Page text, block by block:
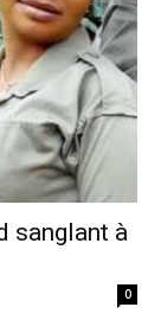
sanglant à
0